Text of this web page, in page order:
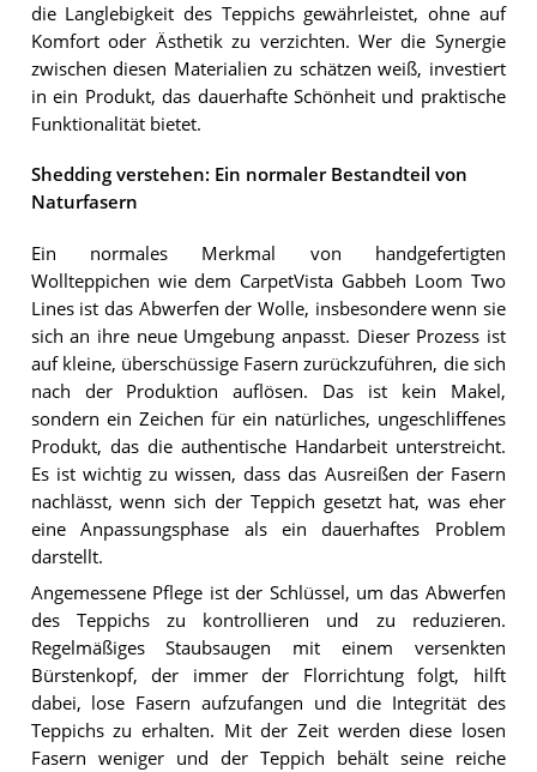
die Langlebigkeit des Teppichs gewährleistet, ohne auf
Komfort oder Ästhetik zu verzichten. Wer die Synergie
zwischen diesen Materialien zu schätzen weiß, investiert
in ein Produkt, das dauerhafte Schönheit und praktische
Funktionalität bietet.
Shedding verstehen: Ein normaler Bestandteil von
Naturfasern
Ein normales Merkmal von handgefertigten
Wollteppichen wie dem CarpetVista Gabbeh Loom Two
Lines ist das Abwerfen der Wolle, insbesondere wenn sie
sich an ihre neue Umgebung anpasst. Dieser Prozess ist
auf kleine, überschüssige Fasern zurückzuführen, die sich
nach der Produktion auflösen. Das ist kein Makel,
sondern ein Zeichen für ein natürliches, ungeschliffenes
Produkt, das die authentische Handarbeit unterstreicht.
Es ist wichtig zu wissen, dass das Ausreißen der Fasern
nachlässt, wenn sich der Teppich gesetzt hat, was eher
eine Anpassungsphase als ein dauerhaftes Problem
darstellt.
Angemessene Pflege ist der Schlüssel, um das Abwerfen
des Teppichs zu kontrollieren und zu reduzieren.
Regelmäßiges Staubsaugen mit einem versenkten
Bürstenkopf, der immer der Florrichtung folgt, hilft
dabei, lose Fasern aufzufangen und die Integrität des
Teppichs zu erhalten. Mit der Zeit werden diese losen
Fasern weniger und der Teppich behält seine reiche